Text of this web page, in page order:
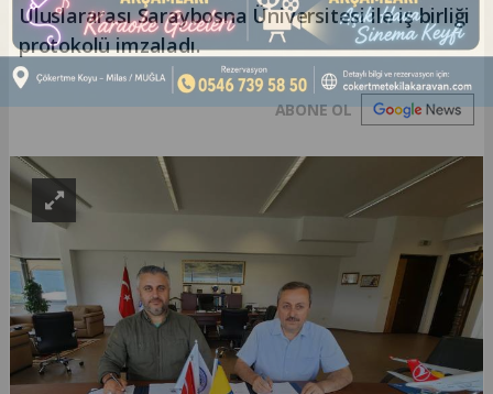
Uluslararası Saraybosna Üniversitesi ile iş birliği
protokolü imzaladı.
ABONE OL